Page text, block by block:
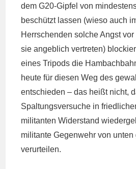
dem G20-Gipfel von
beschützt lassen (wieso auch
Herrschenden solche Angst
sie angeblich vertreten)
eines Tripods die
heute für diesen Weg des
entschieden – das heißt nicht,
Spaltungsversuche in
militanten Widerstand
militante Gegenwehr von unten
verurteilen.